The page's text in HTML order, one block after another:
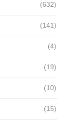
(632)
(141)
(4)
(19)
(10)
(15)